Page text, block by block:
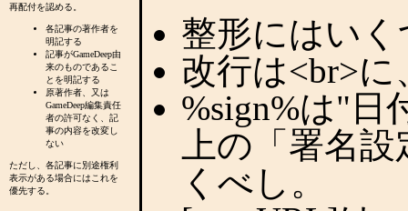
再配付を認める。
各記事の著作者を
明記する
記事がGameDeep由
来のものであるこ
とを明記する
原著作者、又は
GameDeep編集責任
者の許可なく、記
事の内容を改変し
ない
ただし、各記事に別途権利
表示がある場合にはこれを
優先する。
整形にはい
改行は<br>
%sign%は"日
上の「署名
くべし。